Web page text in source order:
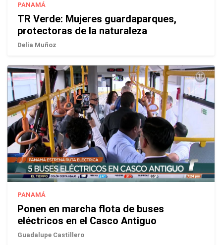
PANAMÁ
TR Verde: Mujeres guardaparques,
protectoras de la naturaleza
Delia Muñoz
PANAMÁ
Ponen en marcha flota de buses
eléctricos en el Casco Antiguo
Guadalupe Castillero